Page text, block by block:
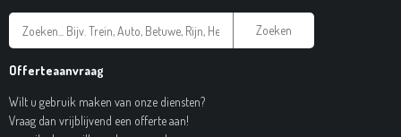
Zoeken
Offerteaanvraag
Wilt u gebruik maken van onze diensten?
Vraag dan vrijblijvend een offerte aan!